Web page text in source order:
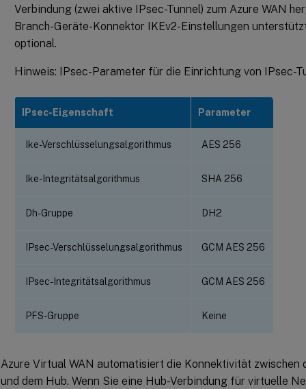
Verbindung (zwei aktive IPsec-Tunnel) zum Azure WAN
Branch-Geräte-Konnektor IKEv2-Einstellungen
optional.
Hinweis: IPsec-Parameter für die Einrichtung von IPsec-
IPsec-Eigenschaft Parameter
Ike-Verschlüsselungsalgorithmus AES 256
Ike-Integritätsalgorithmus SHA 256
Dh-Gruppe DH2
IPsec-Verschlüsselungsalgorithmus GCM AES 256
IPsec-Integritätsalgorithmus GCM AES 256
PFS-Gruppe Keine
Azure Virtual WAN automatisiert die Konnektivität zwischen
und dem Hub. Wenn Sie eine Hub-Verbindung für virtuelle